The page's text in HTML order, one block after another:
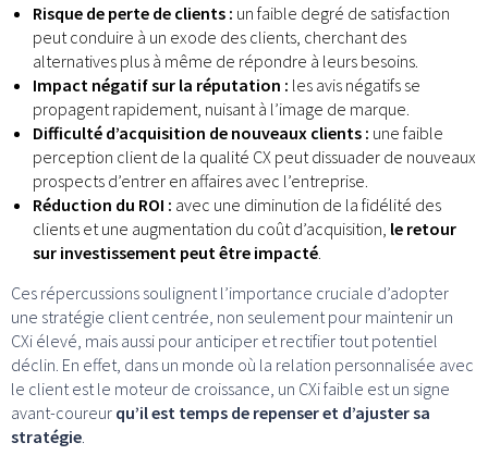
Risque de perte de clients : un faible degré de satisfaction
peut conduire à un exode des clients, cherchant des
alternatives plus à même de répondre à leurs besoins.
Impact négatif sur la réputation : les avis négatifs se
propagent rapidement, nuisant à l’image de marque.
Difficulté d’acquisition de nouveaux clients : une faible
perception client de la qualité CX peut dissuader de nouveaux
prospects d’entrer en affaires avec l’entreprise.
Réduction du ROI : avec une diminution de la fidélité des
clients et une augmentation du coût d’acquisition, le retour
sur investissement peut être impacté
Ces répercussions soulignent l’importance cruciale d’adopter
une stratégie client centrée, non seulement pour maintenir un
CXi élevé, mais aussi pour anticiper et rectifier tout potentiel
déclin. En effet, dans un monde où la relation personnalisée avec
le client est le moteur de croissance, un CXi faible est un signe
avant-coureur qu’il est temps de repenser et d’ajuster sa
stratégie